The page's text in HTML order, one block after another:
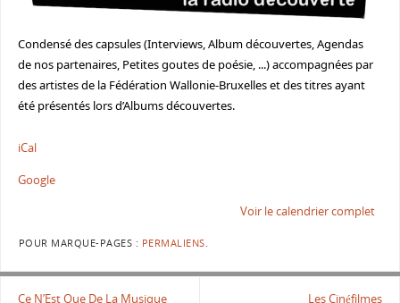
Condensé des capsules (Interviews, Album découvertes, Agendas
de nos partenaires, Petites goutes de poésie, ...) accompagnées par
des artistes de la Fédération Wallonie-Bruxelles et des titres ayant
été présentés lors d’Albums découvertes.
iCal
Google
Voir le calendrier complet
POUR MARQUE-PAGES : PERMALIENS.
Ce N’Est Que De La Musique Les Cinéfilmes